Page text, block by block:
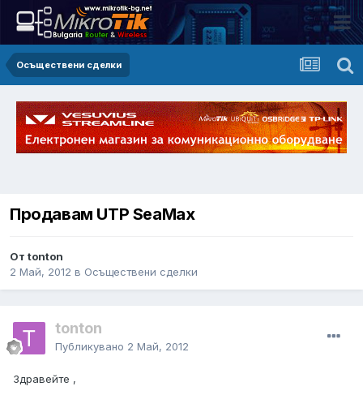
Осъществени сделки
Продавам UTP SeaMax
От tonton
2 Май, 2012 в Осъществени сделки
tonton
Публикувано 2 Май, 2012
Здравейте ,